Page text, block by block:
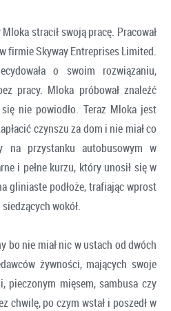
stracił swoją pracę. Pracował
firmie Skyway Entreprises Limited.
o swoim rozwiązaniu,
pracy. Mloka próbował znaleźć
nie powiodło. Teraz Mloka jest
czynszu za dom i nie miał co
na przystanku autobusowym w
i pełne kurzu, który unosił się w
gliniaste podłoże, trafiając wprost
wokół.
bo nie miał nic w ustach od dwóch
żywności, mających swoje
pieczonym mięsem, sambusa czy
chwilę, po czym wstał i poszedł w